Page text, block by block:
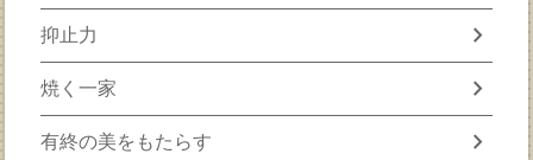
抑止力 chevron_right
焼く一家 chevron_right
有終の美をもたらす chevron_right